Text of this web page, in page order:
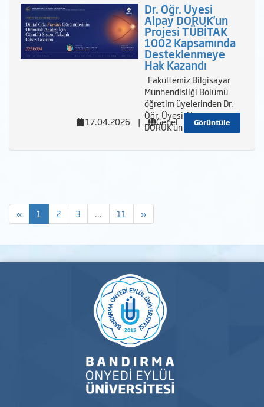
Dr. Öğr. Üyesi
Alpay DORUK'un
Projesi TÜBİTAK
1002 Kapsamında
Desteklenmeye
Hak Kazandı
Fakültemiz Bilgisayar
Münhendisliği Bölümü
öğretim üyelerinden Dr.
Öğr. Üyesi Alpay
DORUK'un yürütücü
Görüntüle
17.04.2026 | Genel
« 1 2 3 ... 11 »